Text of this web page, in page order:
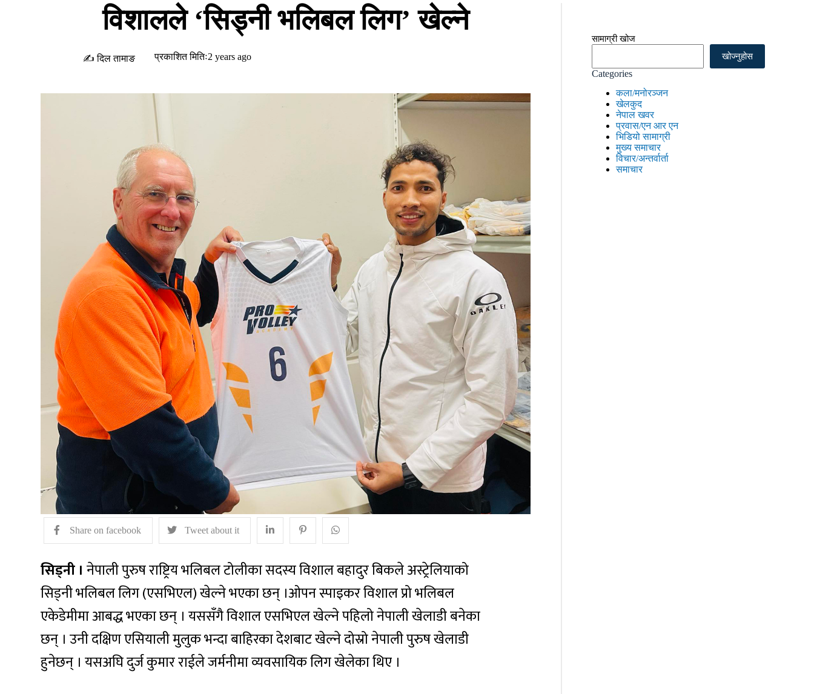
विशालले ‘सिड्नी भलिबल लिग’ खेल्ने
✍ दिल तामाङ प्रकाशित मितिः2 years ago
Share on facebook Tweet about it
सिड्नी । नेपाली पुरुष राष्ट्रिय भलिबल टोलीका सदस्य विशाल बहादुर बिकले अस्ट्रेलियाको
सिड्नी भलिबल लिग (एसभिएल) खेल्ने भएका छन् ।ओपन स्पाइकर विशाल प्रो भलिबल
एकेडेमीमा आबद्ध भएका छन् । यससँगै विशाल एसभिएल खेल्ने पहिलो नेपाली खेलाडी बनेका
छन् । उनी दक्षिण एसियाली मुलुक भन्दा बाहिरका देशबाट खेल्ने दोस्रो नेपाली पुरुष खेलाडी
हुनेछन् । यसअघि दुर्ज कुमार राईले जर्मनीमा व्यवसायिक लिग खेलेका थिए ।
सामाग्री खोज
खोज्नुहोस
Categories
कला/मनोरञ्जन
खेलकुद
नेपाल खवर
प्रवास/एन आर एन
भिडियो सामाग्री
मुख्य समाचार
विचार/अन्तर्वार्ता
समाचार